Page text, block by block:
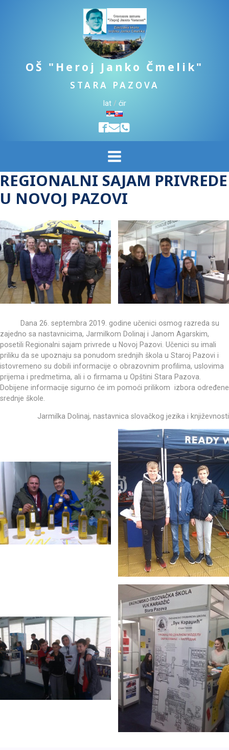
OŠ "Heroj Janko Čmelik"
STARA PAZOVA
lat/ ćir
REGIONALNI SAJAM PRIVREDE
U NOVOJ PAZOVI
Dana 26. septembra 2019. godine učenici osmog razreda su
zajedno sa nastavnicima, Jarmilkom Dolinaj i Janom Agarskim,
posetili Regionalni sajam privrede u Novoj Pazovi. Učenici su imali
priliku da se upoznaju sa ponudom srednjih škola u Staroj Pazovi i
istovremeno su dobili informacije o obrazovnim profilima, uslovima
prijema i predmetima, ali i o firmama u Opštini Stara Pazova.
Dobijene informacije sigurno će im pomoći prilikom izbora određene
srednje škole.
Jarmilka Dolinaj, nastavnica slovačkog jezika i književnosti